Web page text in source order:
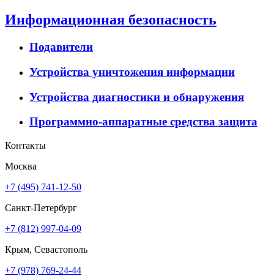
Информационная безопасность
Подавители
Устройства уничтожения информации
Устройства диагностики и обнаружения
Программно-аппаратные средства защита
Контакты
Москва
+7 (495) 741-12-50
Санкт-Петербург
+7 (812) 997-04-09
Крым, Севастополь
+7 (978) 769-24-44